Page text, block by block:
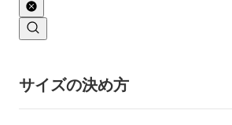
サイズの決め方